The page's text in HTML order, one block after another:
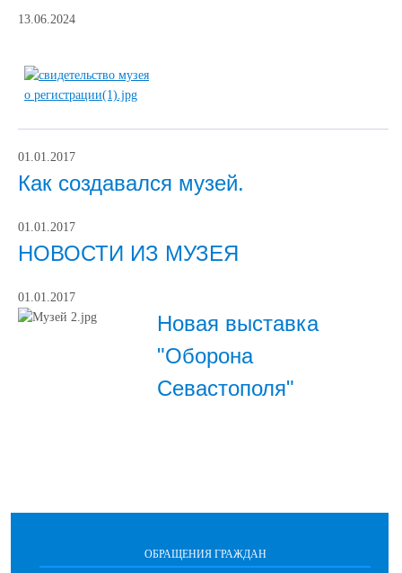
13.06.2024
01.01.2017
Как создавался музей.
01.01.2017
НОВОСТИ ИЗ МУЗЕЯ
01.01.2017
Новая выставка
"Оборона
Севастополя"
ОБРАЩЕНИЯ ГРАЖДАН